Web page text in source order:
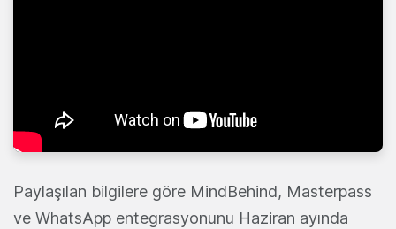
Paylaşılan bilgilere göre MindBehind, Masterpass
ve WhatsApp entegrasyonunu Haziran ayında